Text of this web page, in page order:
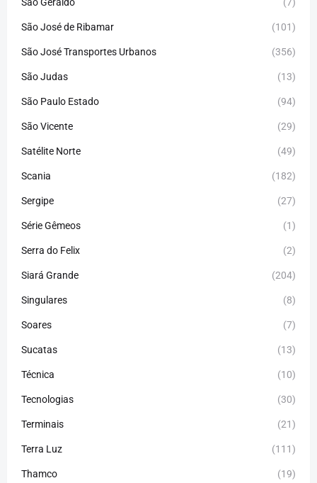
São Geraldo (7)
São José de Ribamar (101)
São José Transportes Urbanos (356)
São Judas (13)
São Paulo Estado (94)
São Vicente (29)
Satélite Norte (49)
Scania (182)
Sergipe (27)
Série Gêmeos (1)
Serra do Felix (2)
Siará Grande (204)
Singulares (8)
Soares (7)
Sucatas (13)
Técnica (10)
Tecnologias (30)
Terminais (21)
Terra Luz (111)
Thamco (19)